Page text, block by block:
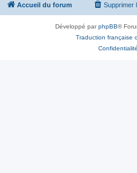
Accueil du forum Supprimer
Développé parphpBB®
Traduction française
Confidentialité